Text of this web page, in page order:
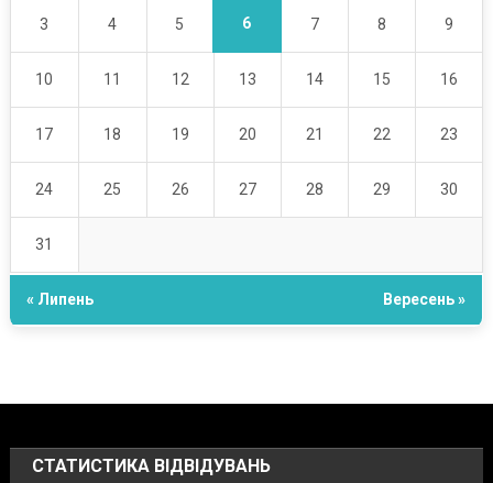
3 4 5 6 7 8 9
10 11 12 13 14 15 16
17 18 19 20 21 22 23
24 25 26 27 28 29 30
31
« Липень Вересень »
СТАТИСТИКА ВІДВІДУВАНЬ